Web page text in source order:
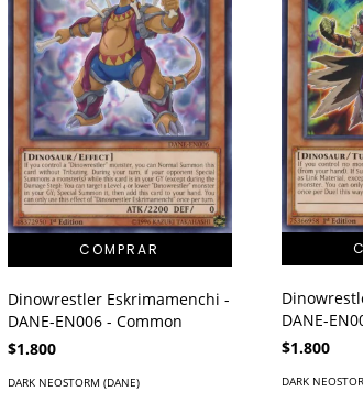
Dinowrestler Eskrimamenchi -
DANE-EN006 - Common
$1.800
DARK NEOSTORM (DANE)
DANE-
$1.800
DARK